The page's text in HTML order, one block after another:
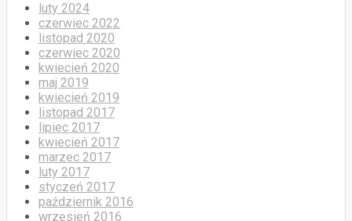
luty 2024
czerwiec 2022
listopad 2020
czerwiec 2020
kwiecień 2020
maj 2019
kwiecień 2019
listopad 2017
lipiec 2017
kwiecień 2017
marzec 2017
luty 2017
styczeń 2017
październik 2016
wrzesień 2016